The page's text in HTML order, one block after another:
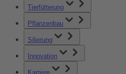
Tierfütterung
Pflanzenbau
Silierung
Innovation
Karriere